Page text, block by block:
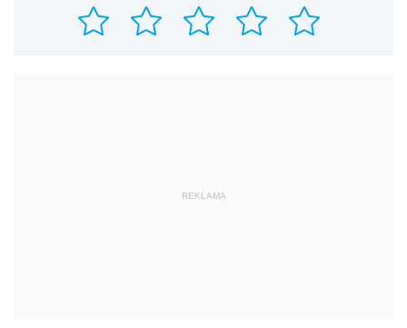
REKLAMA